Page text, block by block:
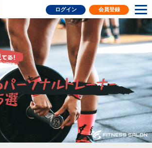
フィットネス業界の求人
ログイン 会員登録